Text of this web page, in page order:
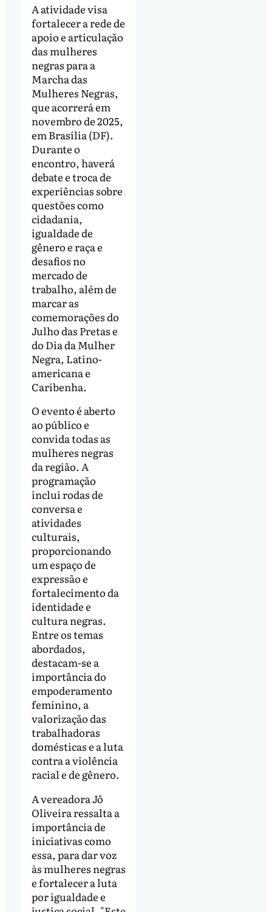
A atividade visa
fortalecer a rede de
apoio e articulação
das mulheres
negras para a
Marcha das
Mulheres Negras,
que acorrerá em
novembro de 2025,
em Brasília (DF).
Durante o
encontro, haverá
debate e troca de
experiências sobre
questões como
cidadania,
igualdade de
gênero e raça e
desafios no
mercado de
trabalho, além de
marcar as
comemorações do
Julho das Pretas e
do Dia da Mulher
Negra, Latino-
americana e
Caribenha.
O evento é aberto
ao público e
convida todas as
mulheres negras
da região. A
programação
inclui rodas de
conversa e
atividades
culturais,
proporcionando
um espaço de
expressão e
fortalecimento da
identidade e
cultura negras.
Entre os temas
abordados,
destacam-se a
importância do
empoderamento
feminino, a
valorização das
trabalhadoras
domésticas e a luta
contra a violência
racial e de gênero.
A vereadora Jô
Oliveira ressalta a
importância de
iniciativas como
essa, para dar voz
às mulheres negras
e fortalecer a luta
por igualdade e